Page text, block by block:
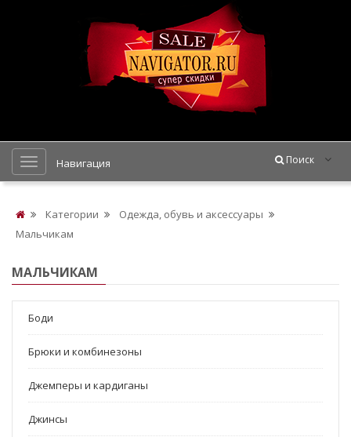
Навигация Поиск
Категории
Одежда, обувь и аксессуары
Мальчикам
МАЛЬЧИКАМ
Боди
Брюки и комбинезоны
Джемперы и кардиганы
Джинсы